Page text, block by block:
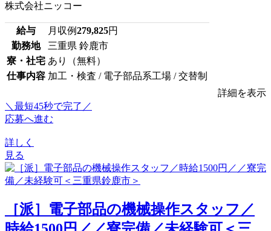
株式会社ニッコー
給与 月収例279,825円
勤務地
三重県 鈴鹿市
寮・社宅 あり（無料）
仕事内容 加工・検査 / 電子部品系工場 / 交替制
詳細を表示
＼最短45秒で完了／
応募へ進む
詳しく
見る
［派］電子部品の機械操作スタッフ／